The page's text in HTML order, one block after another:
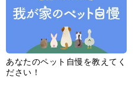
婦人公論とは
サイトポリシー／データの収集と
「ｆｆ倶楽部」会員規約
「ｆｆ倶楽部」よくあるご質問
お問い合わせ
広告掲載